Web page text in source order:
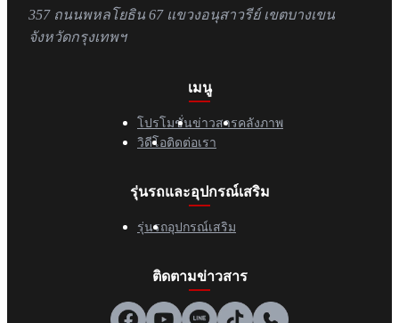
357 ถนนพหลโยธิน 67 แขวงอนุสาวรีย์ เขตบางเขน
จังหวัดกรุงเทพฯ
เมนู
โปรโมชั่นข่าวสารคลังภาพ
วิดีโอติดต่อเรา
รุ่นรถและอุปกรณ์เสริม
รุ่นรถอุปกรณ์เสริม
ติดตามข่าวสาร